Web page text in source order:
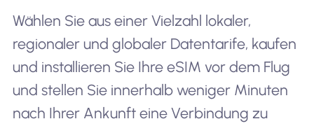
Wählen Sie aus einer Vielzahl lokaler,
regionaler und globaler Datentarife, kaufen
und installieren Sie Ihre eSIM vor dem Flug
und stellen Sie innerhalb weniger Minuten
nach Ihrer Ankunft eine Verbindung zu